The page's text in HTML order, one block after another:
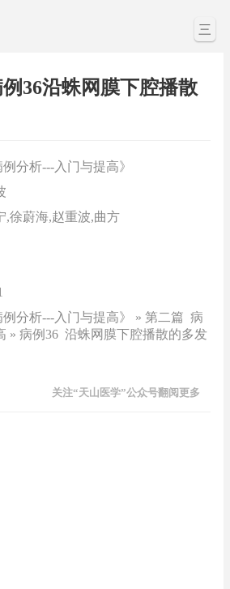
三
36沿蛛网膜下腔播散
例分析---入门与提高》
,徐蔚海,赵重波,曲方
例分析---入门与提高》 » 第二篇 病
» 病例36 沿蛛网膜下腔播散的多发
关注“天山医学”公众号翻阅更多